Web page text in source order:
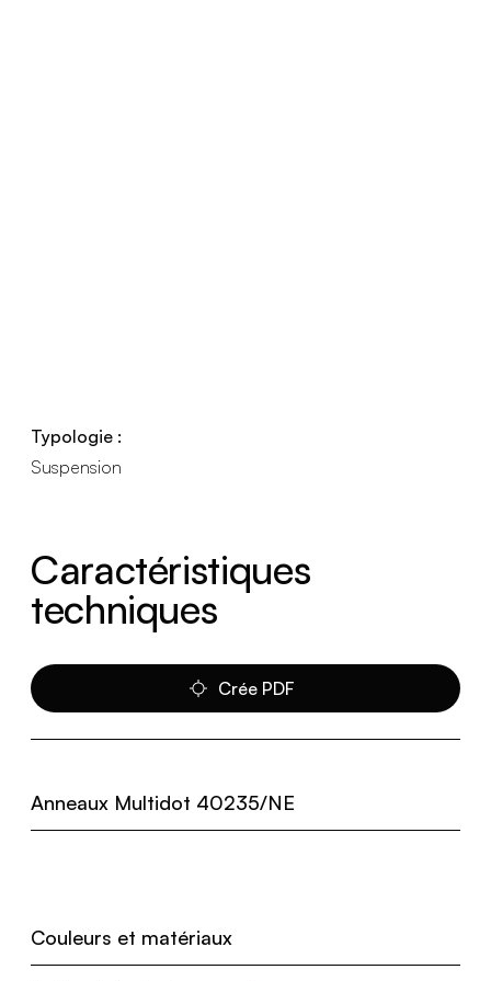
Typologie :
Suspension
Caractéristiques
techniques
Crée PDF
Anneaux Multidot 40235/NE
Couleurs et matériaux